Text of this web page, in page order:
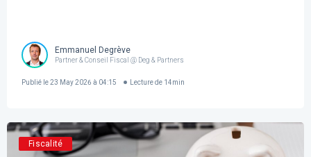
Emmanuel Degrève
Partner & Conseil Fiscal @ Deg & Partners
Publié le23 May 2026 à 04:15 Lecture de 14min
Fiscalité